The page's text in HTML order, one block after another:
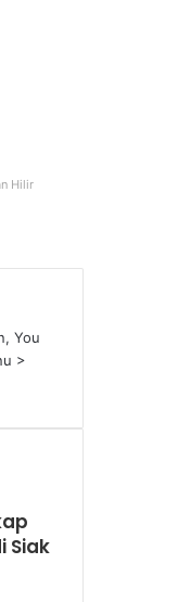
Hilir
You
>
Siak